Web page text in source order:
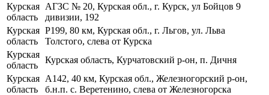
Курская
область
АГЗС № 20, Курская обл., г. Курск, ул Бойцов 9
дивизии, 192
Курская
область
Р199, 80 км, Курская обл., г. Льгов, ул. Льва
Толстого, слева от Курска
Курская
область
Курская область, Курчатовский р-он, п. Дичня
Курская
область
А142, 40 км, Курская обл., Железногорский р-он,
б.н.п. с. Веретенино, слева от Железногорска